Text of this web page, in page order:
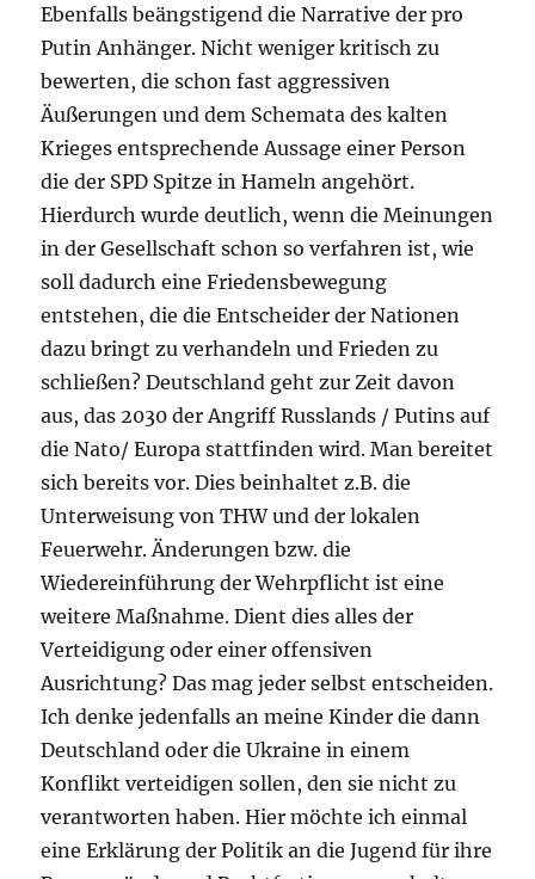
Ebenfalls beängstigend die Narrative der pro
Putin Anhänger. Nicht weniger kritisch zu
bewerten, die schon fast aggressiven
Äußerungen und dem Schemata des kalten
Krieges entsprechende Aussage einer Person
die der SPD Spitze in Hameln angehört.
Hierdurch wurde deutlich, wenn die Meinungen
in der Gesellschaft schon so verfahren ist, wie
soll dadurch eine Friedensbewegung
entstehen, die die Entscheider der Nationen
dazu bringt zu verhandeln und Frieden zu
schließen? Deutschland geht zur Zeit davon
aus, das 2030 der Angriff Russlands / Putins auf
die Nato/ Europa stattfinden wird. Man bereitet
sich bereits vor. Dies beinhaltet z.B. die
Unterweisung von THW und der lokalen
Feuerwehr. Änderungen bzw. die
Wiedereinführung der Wehrpflicht ist eine
weitere Maßnahme. Dient dies alles der
Verteidigung oder einer offensiven
Ausrichtung? Das mag jeder selbst entscheiden.
Ich denke jedenfalls an meine Kinder die dann
Deutschland oder die Ukraine in einem
Konflikt verteidigen sollen, den sie nicht zu
verantworten haben. Hier möchte ich einmal
eine Erklärung der Politik an die Jugend für ihre